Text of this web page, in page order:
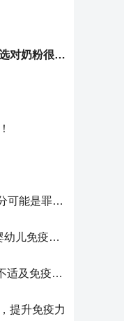
新生儿胃肠道不适？选对奶粉很重要！
宝宝胃肠道不适？奶粉中的这些成分可能是罪魁祸首！
宝宝总生病就是免疫力低下？关于婴幼儿免疫力的真相，家长必须了解！
宝宝喂养难题：奶粉喂养与胃肠道不适及免疫力提升的奥秘
提升免疫力